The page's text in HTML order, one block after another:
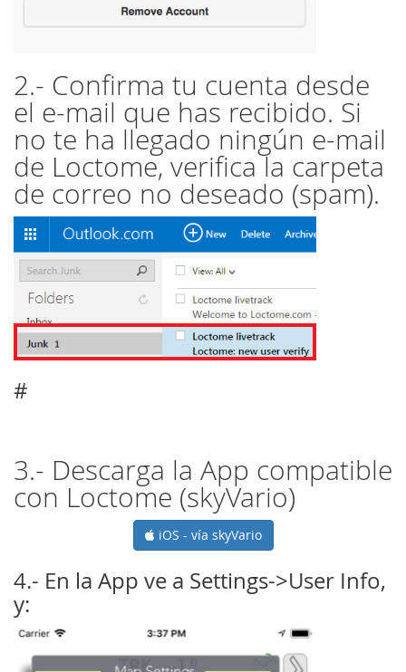
2.- Confirma tu cuenta desde
el e-mail que has recibido. Si
no te ha llegado ningún e-mail
de Loctome, verifica la carpeta
de correo no deseado (spam).
#
3.- Descarga la App compatible
con Loctome (skyVario)
iOS - vía skyVario
4.- En la App ve a Settings->User Info,
y: